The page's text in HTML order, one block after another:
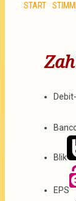
START
Blik
EPS